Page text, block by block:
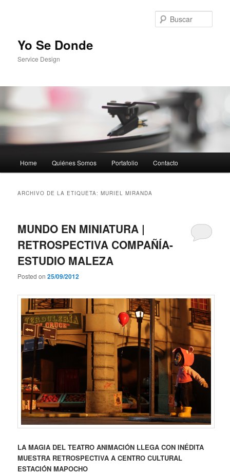
Yo Se Donde
Service Design
Ir al contenido principal
Ir al contenido secundario
Home Quiénes Somos Portafolio Contacto
ARCHIVO DE LA ETIQUETA:MURIEL MIRANDA
MUNDO EN MINIATURA |
RETROSPECTIVA COMPAÑÍA-
ESTUDIO MALEZA
Posted on25/09/2012
LA MAGIA DEL TEATRO ANIMACIÓN LLEGA CON INÉDITA
MUESTRA RETROSPECTIVA A CENTRO CULTURAL
ESTACIÓN MAPOCHO